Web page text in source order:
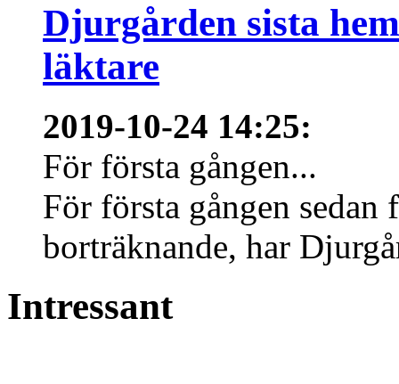
Djurgården sista
läktare
2019-10-24 14:25:
För första gången...
För första gången
borträknande, har
Intressant